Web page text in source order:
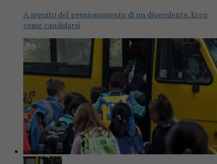
A seguito del pensionamento di un dipendente. Ecco
come candidarsi